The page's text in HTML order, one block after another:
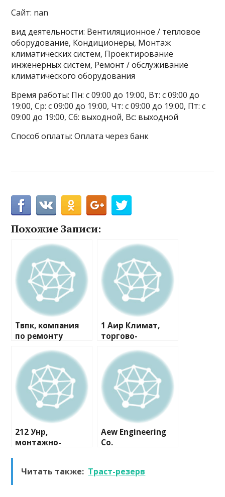
Сайт: nan
вид деятельности: Вентиляционное / тепловое
оборудование, Кондиционеры, Монтаж
климатических систем, Проектирование
инженерных систем, Ремонт / обслуживание
климатического оборудования
Время работы: Пн: с 09:00 до 19:00, Вт: с 09:00 до
19:00, Ср: с 09:00 до 19:00, Чт: с 09:00 до 19:00, Пт: с
09:00 до 19:00, Сб: выходной, Вс: выходной
Способ оплаты: Оплата через банк
Похожие Записи:
Твпк, компания
по ремонту
1 Аир Климат,
торгово-
компания
212 Унр,
монтажно-
Aew Engineering
Co.
Читать также: Траст-резерв